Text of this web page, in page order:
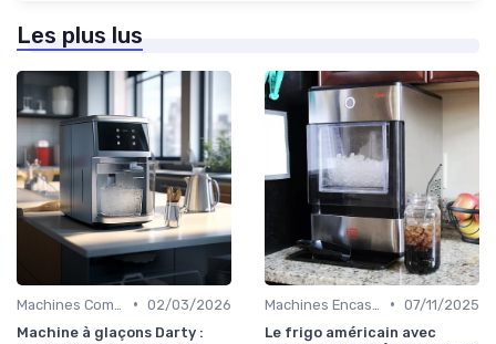
Les plus lus
• 02/03/2026
Machine à glaçons Darty :
• 07/11/2025
Le frigo américain avec